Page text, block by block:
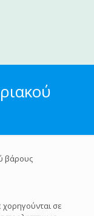
βάρους
χορηγούνται σε